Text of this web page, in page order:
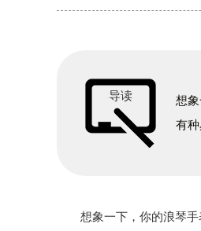
导读
想
有
想象一下，你的浪琴手